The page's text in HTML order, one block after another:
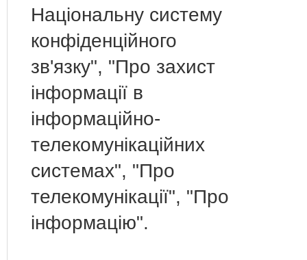
Національну систему
конфіденційного
зв'язку", "Про захист
інформації в
інформаційно-
телекомунікаційних
системах", "Про
телекомунікації", "Про
інформацію".